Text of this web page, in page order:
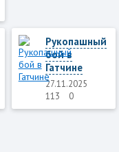
Рукопашный
бой в
Гатчине
27.11.2025
113
0